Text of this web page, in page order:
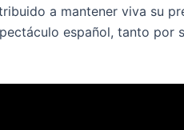
a mantener viva su
español, tanto por